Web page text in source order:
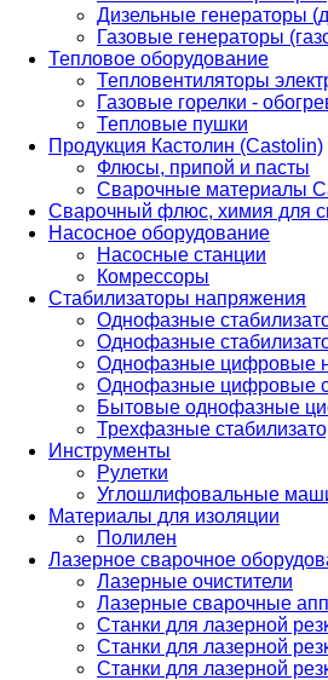
Дизельные генераторы
Газовые генераторы
Тепловое оборудование
Тепловентиляторы
Газовые горелки -
Тепловые пушки
Продукция Кастолин (Castolin)
Флюсы, припой и пасты
Сварочные материалы
Сварочный флюс, химия для
Насосное оборудование
Насосные станции
Комрессоры
Стабилизаторы напряжения
Однофазные
Однофазные
Однофазные цифровые
Однофазные цифровые
Бытовые однофазные
Трехфазные
Инструменты
Рулетки
Углошлифовальные
Материалы для изоляции
Полилен
Лазерное сварочное
Лазерные очистители
Лазерные сварочные
Станки для лазерной
Станки для лазерной
Станки для лазерной